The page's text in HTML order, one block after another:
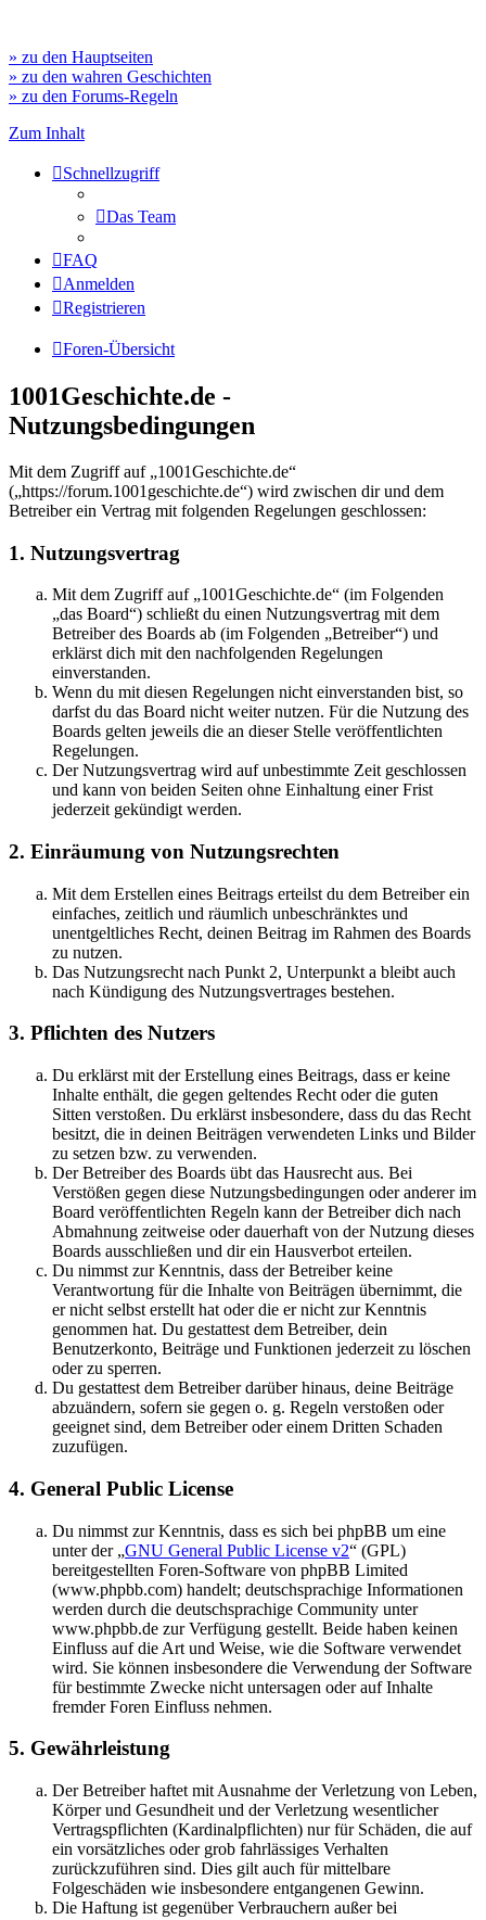
» zu den Hauptseiten
» zu den wahren Geschichten
» zu den Forums-Regeln
Zum Inhalt
Schnellzugriff
Das Team
FAQ
Anmelden
Registrieren
Foren-Übersicht
1001Geschichte.de -
Nutzungsbedingungen
Mit dem Zugriff auf „1001Geschichte.de“
(„https://forum.1001geschichte.de“) wird zwischen dir und dem
Betreiber ein Vertrag mit folgenden Regelungen geschlossen:
1. Nutzungsvertrag
Mit dem Zugriff auf „1001Geschichte.de“ (im Folgenden
„das Board“) schließt du einen Nutzungsvertrag mit dem
Betreiber des Boards ab (im Folgenden „Betreiber“) und
erklärst dich mit den nachfolgenden Regelungen
einverstanden.
Wenn du mit diesen Regelungen nicht einverstanden bist, so
darfst du das Board nicht weiter nutzen. Für die Nutzung des
Boards gelten jeweils die an dieser Stelle veröffentlichten
Regelungen.
Der Nutzungsvertrag wird auf unbestimmte Zeit geschlossen
und kann von beiden Seiten ohne Einhaltung einer Frist
jederzeit gekündigt werden.
2. Einräumung von Nutzungsrechten
Mit dem Erstellen eines Beitrags erteilst du dem Betreiber ein
einfaches, zeitlich und räumlich unbeschränktes und
unentgeltliches Recht, deinen Beitrag im Rahmen des Boards
zu nutzen.
Das Nutzungsrecht nach Punkt 2, Unterpunkt a bleibt auch
nach Kündigung des Nutzungsvertrages bestehen.
3. Pflichten des Nutzers
Du erklärst mit der Erstellung eines Beitrags, dass er keine
Inhalte enthält, die gegen geltendes Recht oder die guten
Sitten verstoßen. Du erklärst insbesondere, dass du das Recht
besitzt, die in deinen Beiträgen verwendeten Links und Bilder
zu setzen bzw. zu verwenden.
Der Betreiber des Boards übt das Hausrecht aus. Bei
Verstößen gegen diese Nutzungsbedingungen oder anderer im
Board veröffentlichten Regeln kann der Betreiber dich nach
Abmahnung zeitweise oder dauerhaft von der Nutzung dieses
Boards ausschließen und dir ein Hausverbot erteilen.
Du nimmst zur Kenntnis, dass der Betreiber keine
Verantwortung für die Inhalte von Beiträgen übernimmt, die
er nicht selbst erstellt hat oder die er nicht zur Kenntnis
genommen hat. Du gestattest dem Betreiber, dein
Benutzerkonto, Beiträge und Funktionen jederzeit zu löschen
oder zu sperren.
Du gestattest dem Betreiber darüber hinaus, deine Beiträge
abzuändern, sofern sie gegen o. g. Regeln verstoßen oder
geeignet sind, dem Betreiber oder einem Dritten Schaden
zuzufügen.
4. General Public License
Du nimmst zur Kenntnis, dass es sich bei phpBB um eine
unter der „GNU General Public License v2“ (GPL)
bereitgestellten Foren-Software von phpBB Limited
(www.phpbb.com) handelt; deutschsprachige Informationen
werden durch die deutschsprachige Community unter
www.phpbb.de zur Verfügung gestellt. Beide haben keinen
Einfluss auf die Art und Weise, wie die Software verwendet
wird. Sie können insbesondere die Verwendung der Software
für bestimmte Zwecke nicht untersagen oder auf Inhalte
fremder Foren Einfluss nehmen.
5. Gewährleistung
Der Betreiber haftet mit Ausnahme der Verletzung von Leben,
Körper und Gesundheit und der Verletzung wesentlicher
Vertragspflichten (Kardinalpflichten) nur für Schäden, die auf
ein vorsätzliches oder grob fahrlässiges Verhalten
zurückzuführen sind. Dies gilt auch für mittelbare
Folgeschäden wie insbesondere entgangenen Gewinn.
Die Haftung ist gegenüber Verbrauchern außer bei